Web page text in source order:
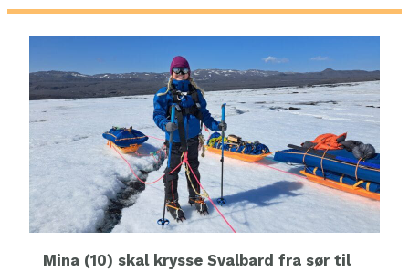
Mina (10) skal krysse Svalbard fra sør til